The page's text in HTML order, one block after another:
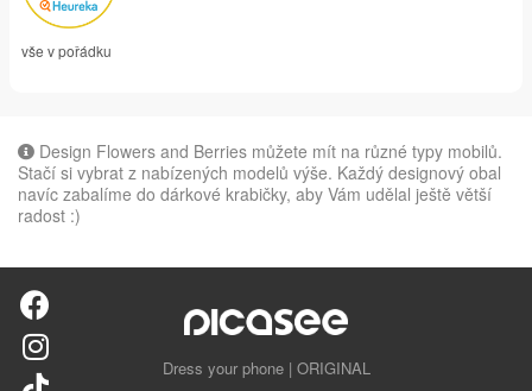
vše v pořádku
Design Flowers and Berries můžete mít na různé typy mobilů.
Stačí si vybrat z nabízených modelů výše. Každý designový obal
navíc zabalíme do dárkové krabičky, aby Vám udělal ještě větší
radost :)
Dress your phone | ORIGINAL